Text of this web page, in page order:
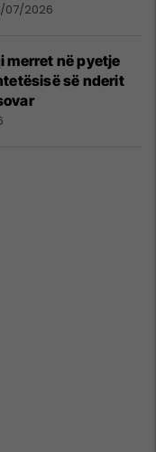
07/2026
merret në pyetje
së nderit